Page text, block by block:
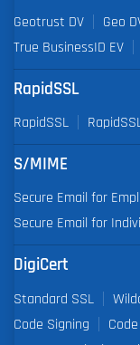
Geotrust DV Geo
True BusinessID EV
RapidSSL
RapidSSL
S/MIME
Secure Email for
Secure Email for
DigiCert
Standard SSL
Code Signing